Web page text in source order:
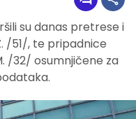
su danas pretrese i
/51/, te pripadnice
/32/ osumnjičene za